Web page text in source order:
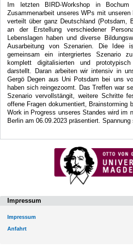
Im letzten BIRD-Workshop in
Zusammenarbeit unseres WPs mit
verteilt über ganz Deutschland (Potsdam,
an der Erstellung verschiedener
Lebenslagen haben und diverse
Ausarbeitung von Szenarien. Die Idee
gemeinsam ein intergriertes Szenario
komplett digitalisierten und
darstellt. Daran arbeiten wir intensiv in
Gergö Degen aus Uni Potsdam bei uns
haben sich reingezoomt. Das Treffen war
Szenario vervollstängit, weitere Schritte
offene Fragen dokumentiert, Brainstorming
Work in Progress unseres Standes wird im
Berlin am 06.09.2023 präsentiert.
Impressum
Impressum
Anfahrt